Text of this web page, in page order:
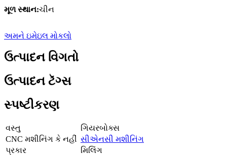
મૂળ સ્થાન:ચીન
અમને ઇમેઇલ મોકલો
ઉત્પાદન વિગતો
ઉત્પાદન ટૅગ્સ
સ્પષ્ટીકરણ
વસ્તુ
ગિયરબોક્સ
CNC મશીનિંગ કે નહીં સીએનસી મશીનિંગ
પ્રકાર
મિલિંગ